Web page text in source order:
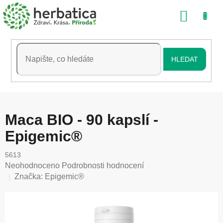
Přejít
na
obsah
HLEDAT
Maca BIO - 90 kapslí -
Epigemic®
5613
Průměrné
hodnocení
Neohodnoceno Podrobnosti hodnocení
Značka: Epigemic®